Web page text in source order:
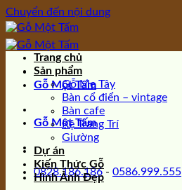
Chuyển đến nội dung
Gỗ Một Tấm
Gỗ Một Tấm
0828.186.186- 0586.999.555
Trang chủ
Sản phẩm
Gỗ Me Tây
Bàn cổ điển – vintage
Bàn cafe
Kệ Trang Trí
Giường
Dự án
Kiến Thức Gỗ
Hình Ảnh Đẹp